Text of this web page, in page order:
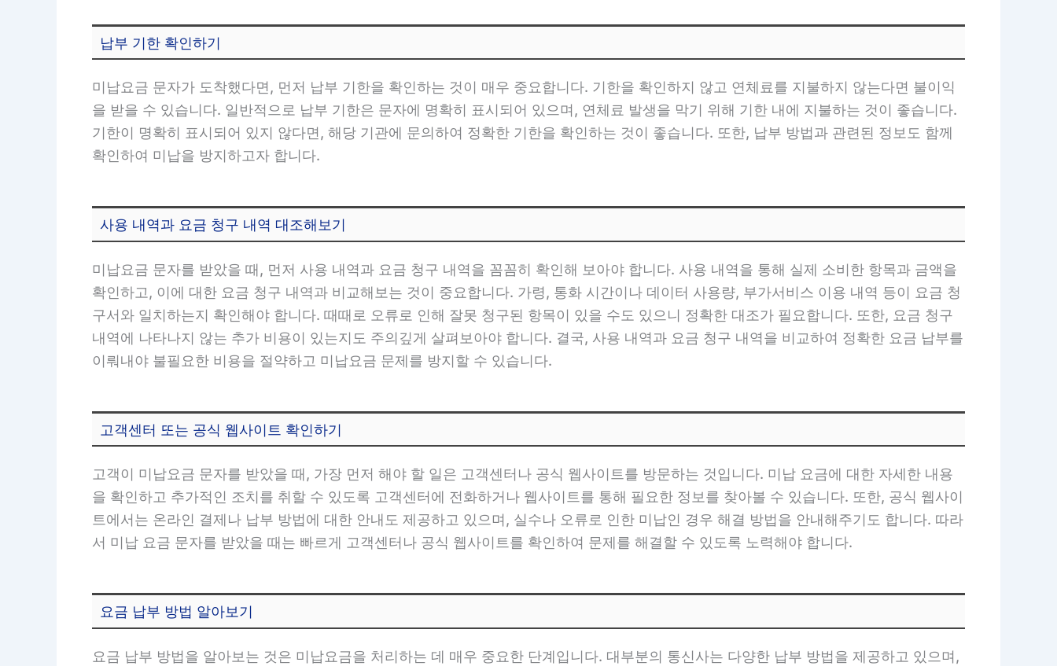
납부 기한 확인하기
미납요금 문자가 도착했다면, 먼저 납부 기한을 확인하는 것이 매우 중요합니다. 기한을 확인하지 않고 연체료를 지불하지 않는다면 불이익
을 받을 수 있습니다. 일반적으로 납부 기한은 문자에 명확히 표시되어 있으며, 연체료 발생을 막기 위해 기한 내에 지불하는 것이 좋습니다.
기한이 명확히 표시되어 있지 않다면, 해당 기관에 문의하여 정확한 기한을 확인하는 것이 좋습니다. 또한, 납부 방법과 관련된 정보도 함께
확인하여 미납을 방지하고자 합니다.
사용 내역과 요금 청구 내역 대조해보기
미납요금 문자를 받았을 때, 먼저 사용 내역과 요금 청구 내역을 꼼꼼히 확인해 보아야 합니다. 사용 내역을 통해 실제 소비한 항목과 금액을
확인하고, 이에 대한 요금 청구 내역과 비교해보는 것이 중요합니다. 가령, 통화 시간이나 데이터 사용량, 부가서비스 이용 내역 등이 요금 청
구서와 일치하는지 확인해야 합니다. 때때로 오류로 인해 잘못 청구된 항목이 있을 수도 있으니 정확한 대조가 필요합니다. 또한, 요금 청구
내역에 나타나지 않는 추가 비용이 있는지도 주의깊게 살펴보아야 합니다. 결국, 사용 내역과 요금 청구 내역을 비교하여 정확한 요금 납부를
이뤄내야 불필요한 비용을 절약하고 미납요금 문제를 방지할 수 있습니다.
고객센터 또는 공식 웹사이트 확인하기
고객이 미납요금 문자를 받았을 때, 가장 먼저 해야 할 일은 고객센터나 공식 웹사이트를 방문하는 것입니다. 미납 요금에 대한 자세한 내용
을 확인하고 추가적인 조치를 취할 수 있도록 고객센터에 전화하거나 웹사이트를 통해 필요한 정보를 찾아볼 수 있습니다. 또한, 공식 웹사이
트에서는 온라인 결제나 납부 방법에 대한 안내도 제공하고 있으며, 실수나 오류로 인한 미납인 경우 해결 방법을 안내해주기도 합니다. 따라
서 미납 요금 문자를 받았을 때는 빠르게 고객센터나 공식 웹사이트를 확인하여 문제를 해결할 수 있도록 노력해야 합니다.
요금 납부 방법 알아보기
요금 납부 방법을 알아보는 것은 미납요금을 처리하는 데 매우 중요한 단계입니다. 대부분의 통신사는 다양한 납부 방법을 제공하고 있으며,